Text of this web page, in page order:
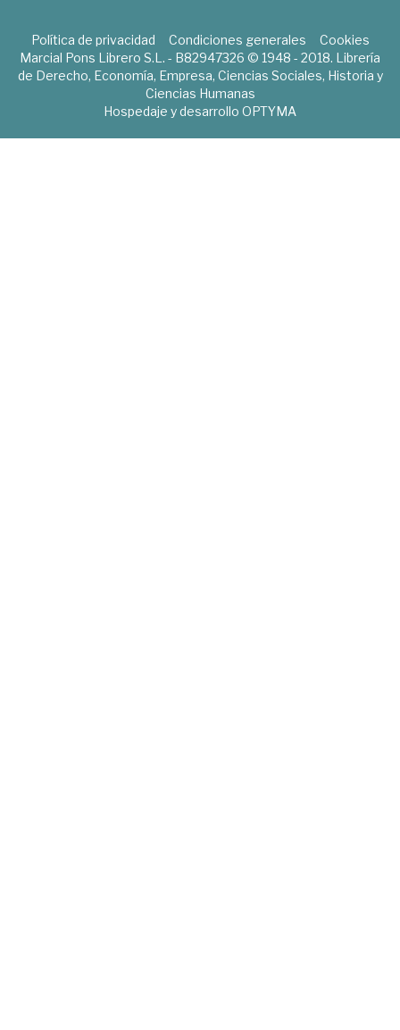
Política de privacidad Condiciones generales
Cookies
Marcial Pons Librero S.L. - B82947326 © 1948 - 2018. Librería
de Derecho, Economía, Empresa, Ciencias Sociales, Historia y
Ciencias Humanas
Hospedaje y desarrollo OPTYMA